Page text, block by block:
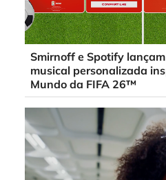
Smirnoff e Spotify
musical personalizada
Mundo da FIFA 26™